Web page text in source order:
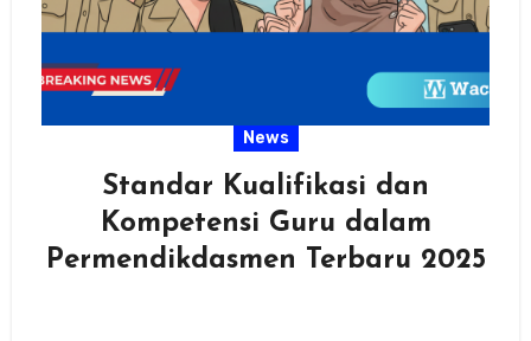
News
Standar Kualifikasi dan
Kompetensi Guru dalam
Permendikdasmen Terbaru 2025